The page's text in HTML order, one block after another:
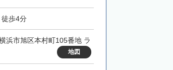
歩4分
浜市旭区本村町105番地 ラ
地図